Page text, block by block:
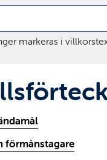
markeras i
förmånstagare